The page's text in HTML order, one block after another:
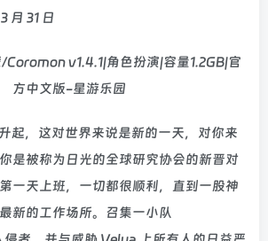
月 31 日
起，这对世界来说是新的一天，对你来
是被称为日光的全球研究协会的新晋对
一天上班，一切都很顺利，直到一股神
新的工作场所。召集一小队